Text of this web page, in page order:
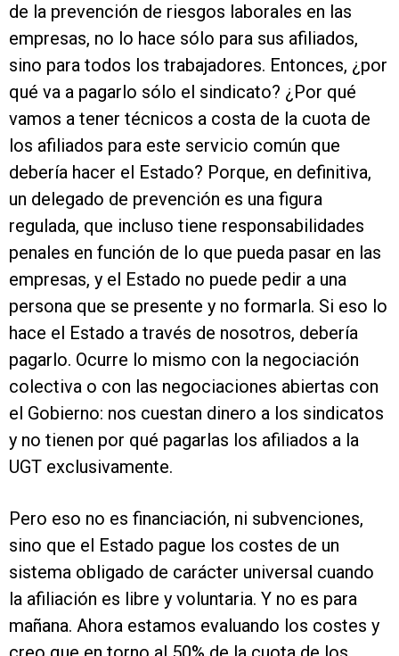
de la prevención de riesgos laborales en las
empresas, no lo hace sólo para sus afiliados,
sino para todos los trabajadores. Entonces, ¿por
qué va a pagarlo sólo el sindicato? ¿Por qué
vamos a tener técnicos a costa de la cuota de
los afiliados para este servicio común que
debería hacer el Estado? Porque, en definitiva,
un delegado de prevención es una figura
regulada, que incluso tiene responsabilidades
penales en función de lo que pueda pasar en las
empresas, y el Estado no puede pedir a una
persona que se presente y no formarla. Si eso lo
hace el Estado a través de nosotros, debería
pagarlo. Ocurre lo mismo con la negociación
colectiva o con las negociaciones abiertas con
el Gobierno: nos cuestan dinero a los sindicatos
y no tienen por qué pagarlas los afiliados a la
UGT exclusivamente.
Pero eso no es financiación, ni subvenciones,
sino que el Estado pague los costes de un
sistema obligado de carácter universal cuando
la afiliación es libre y voluntaria. Y no es para
mañana. Ahora estamos evaluando los costes y